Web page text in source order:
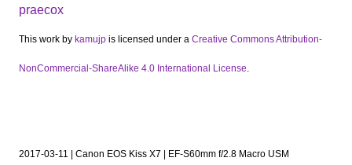
This work by kamujp is licensed under a Creative Commons Attribution-
NonCommercial-ShareAlike 4.0 International License.
2017-03-11 | Canon EOS Kiss X7 | EF-S60mm f/2.8 Macro USM